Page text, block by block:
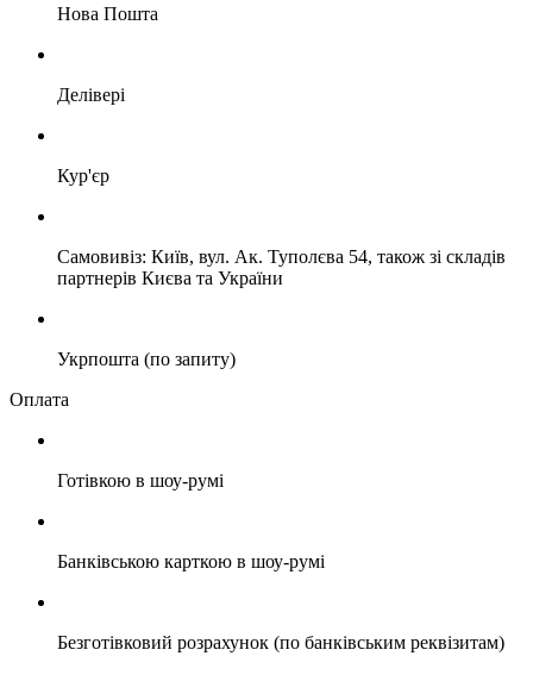
Нова Пошта
Делівері
Кур'єр
Самовивіз: Київ, вул. Ак. Туполєва 54, також зі складів
партнерів Києва та України
Укрпошта (по запиту)
Оплата
Готівкою в шоу-румі
Банківською карткою в шоу-румі
Безготівковий розрахунок (по банківським реквізитам)